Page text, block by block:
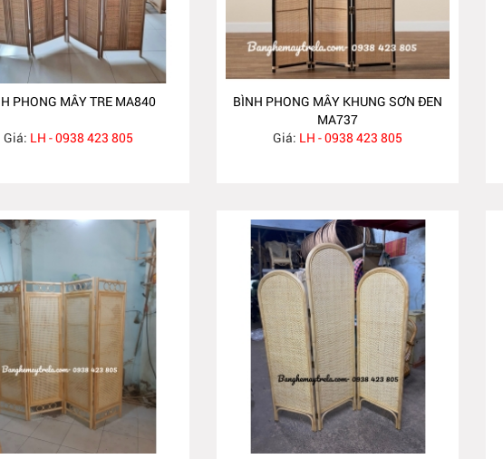
PHONG MÂY TRE MA840
Giá: LH - 0938 423 805
BÌNH PHONG MÂY KHUNG SƠN ĐEN
MA737
Giá: LH - 0938 423 805